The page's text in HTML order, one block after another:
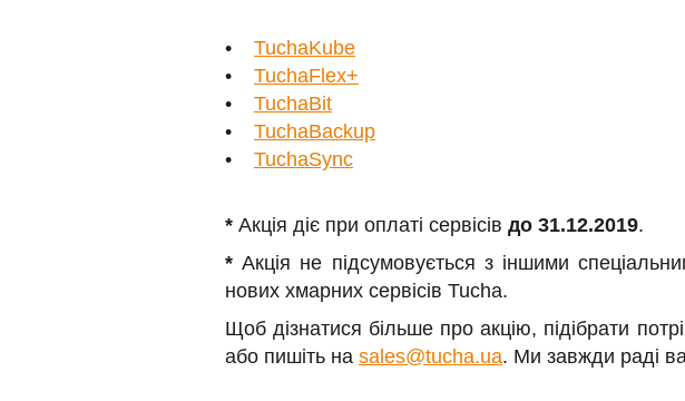
• TuchaKube
• TuchaFlex+
• TuchaBit
• TuchaBackup
• TuchaSync
* Акція діє при оплаті сервісів до 31.12.2019.
*Акція не підсумовується з іншими
нових хмарних сервісів Tucha.
Щоб дізнатися більше про акцію, підібрати
або пишіть на sales@tucha.ua. Ми завжди раді